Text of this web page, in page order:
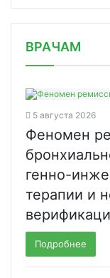
ВРАЧАМ
5 августа 2026
Феномен
генно-
терапии и
Подробнее